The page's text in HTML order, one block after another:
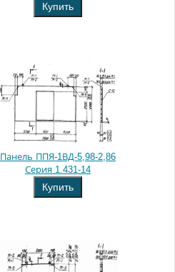
Купить
Панель ППЯ-1ВД-5,98-2,86
Серия 1.431-14
Купить